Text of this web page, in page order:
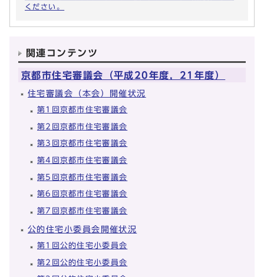
ください。
関連コンテンツ
京都市住宅審議会（平成20年度，21年度）
住宅審議会（本会）開催状況
第1回京都市住宅審議会
第2回京都市住宅審議会
第3回京都市住宅審議会
第4回京都市住宅審議会
第5回京都市住宅審議会
第6回京都市住宅審議会
第7回京都市住宅審議会
公的住宅小委員会開催状況
第1回公的住宅小委員会
第2回公的住宅小委員会